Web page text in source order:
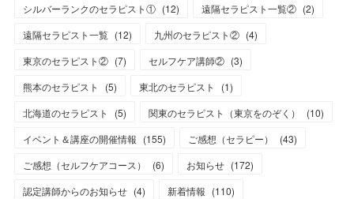
シルバーランクのセラピスト① (12) 遠隔セラピスト一覧② (2)
遠隔セラピスト一覧 (12) 九州のセラピスト② (4)
東京のセラピスト② (7) セルフケア講師② (3)
熊本のセラピスト
(5) 東北のセラピスト (1)
北海道のセラピスト
(5) 関東のセラピスト（東京をのぞく） (10)
イベント＆講座の開催情報 (155) ご感想（セラピー） (43)
ご感想（セルフケアコース）
(6) お知らせ (172)
認定講師からのお知らせ (4) 新着情報 (110)